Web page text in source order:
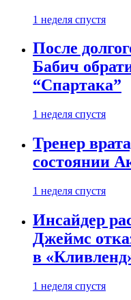
1 неделя спустя
После
Бабич
“Спартака”
1 неделя спустя
Тренер
состоянии
1 неделя спустя
Инсайдер
Джеймс
в
1 неделя спустя